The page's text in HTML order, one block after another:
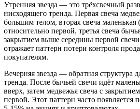
Утренняя звезда — это трёхсвечный
нисходящего тренда. Первая свеча
большим телом, вторая свеча маленькая
относительно первой, третья свеча
закрытием выше середины первой
отражает паттерн потери контроля
покупателям.
Вечерняя звезда — обратная структура
тренда. После бычьей свечи идёт
вверх, затем медвежья свеча с
первой. Этот паттерн часто появляется